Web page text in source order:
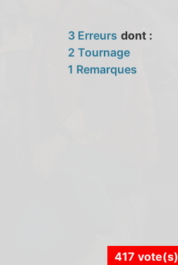
3 Erreurs dont :
2 Tournage
1 Remarques
417 vote(s)